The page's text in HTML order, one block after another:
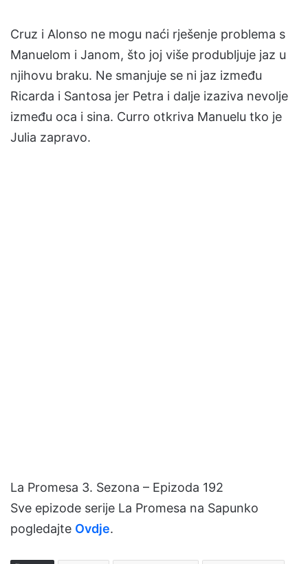
Cruz i Alonso ne mogu naći rješenje problema s
Manuelom i Janom, što joj više produbljuje jaz u
njihovu braku. Ne smanjuje se ni jaz između
Ricarda i Santosa jer Petra i dalje izaziva nevolje
između oca i sina. Curro otkriva Manuelu tko je
Julia zapravo.
La Promesa 3. Sezona – Epizoda 192
Sve epizode serije La Promesa na Sapunko
pogledajte Ovdje.